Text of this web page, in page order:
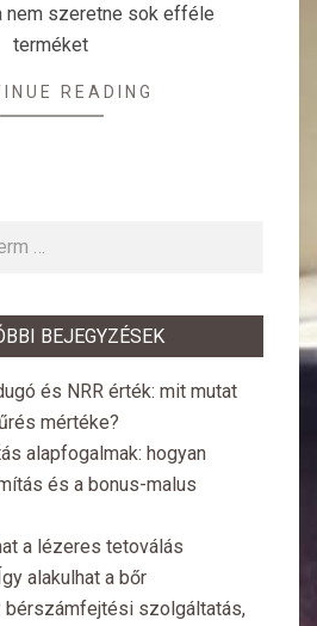
nem szeretne sok efféle
terméket
READING
BEJEGYZÉSEK
és NRR érték: mit mutat
mértéke?
alapfogalmak: hogyan
és a bonus-malus
a lézeres tetoválás
alakulhat a bőr
bérszámfejtési szolgáltatás,